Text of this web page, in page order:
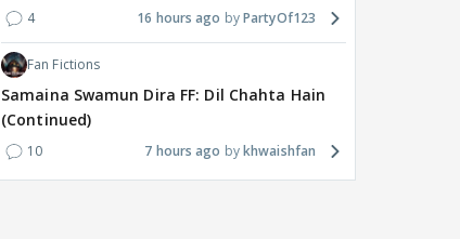
4 16 hours ago PartyOf123
Fan Fictions
Samaina Swamun Dira FF: Dil Chahta Hain
(Continued)
10 7 hours ago khwaishfan